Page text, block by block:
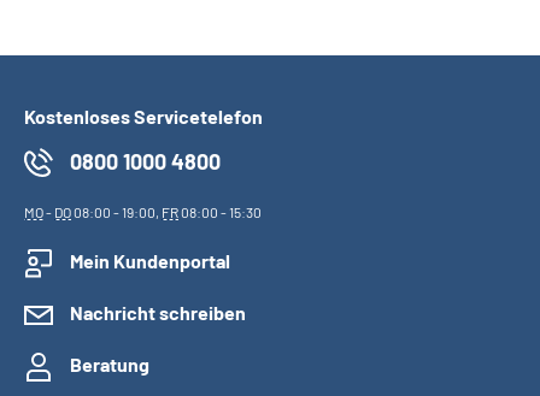
Kostenloses Servicetelefon
0800 1000 4800
MO- DO08:00 - 19:00, FR08:00 - 15:30
Mein Kundenportal
Nachricht schreiben
Beratung